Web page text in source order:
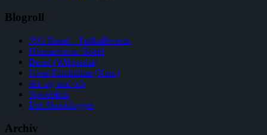
Blogroll
JSG Beuel – Fußballverein
Heimatverein Beuel
Beuel (Wikipedia)
Neue Filmbühne (Kino)
der tag und ich
Spreeblick
Der Shopblogger
Archiv